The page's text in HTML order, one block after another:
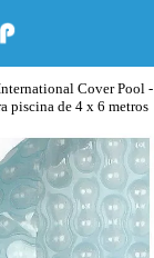
Cover Pool -
piscina de 4 x 6 metros